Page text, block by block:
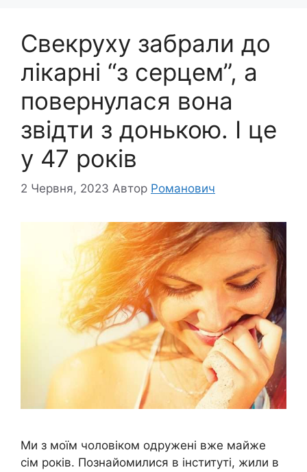
Свекруху забрали до
лікарні “з серцем”, а
повернулася вона
звідти з донькою. І це
у 47 років
2 Червня, 2023 Автор Романович
Ми з моїм чоловіком одружені вже майже
сім років. Познайомилися в інституті, жили в